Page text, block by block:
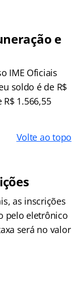
e
IME Oficiais
soldo é de R$
1.566,55
Volte ao topo
as inscrições
pelo eletrônico
será no valor